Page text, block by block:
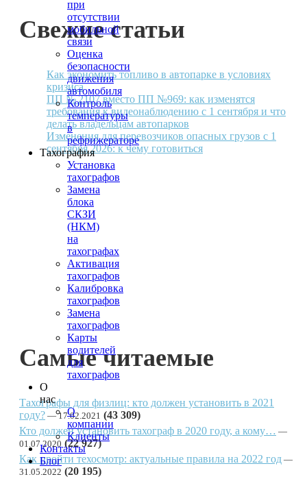
при
отсутствии
мобильной
связи
Оценка
безопасности
движения
автомобиля
Контроль
температуры
в
рефрижераторе
Тахография
Установка
тахографов
Замена
блока
СКЗИ
(НКМ)
на
тахографах
Активация
тахографов
Калибровка
тахографов
Замена
тахографов
Карты
водителей
для
тахографов
О
нас
О
компании
Клиенты
Контакты
Блог
Свежие статьи
Как экономить топливо в автопарке в условиях
кризиса
ПП № 2107 вместо ПП №969: как изменятся
требования к видеонаблюдению с 1 сентября и что
делать владельцам автопарков
Изменения для перевозчиков опасных грузов с 1
сентября 2026: к чему готовиться
Самые читаемые
Тахографы для физлиц: кто должен установить в 2021
году?
17.02.2021 (43 309)
Кто должен установить тахограф в 2020 году, а кому…
01.07.2020 (22 927)
Как пройти техосмотр: актуальные правила на 2022 год
31.05.2022 (20 195)